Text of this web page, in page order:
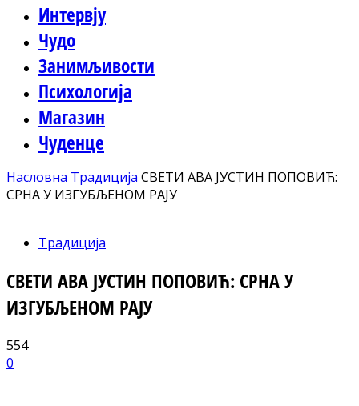
Интервју
Чудо
Занимљивости
Психологија
Магазин
Чуденце
Насловна Традиција СВЕТИ АВА ЈУСТИН ПОПОВИЋ:
СРНА У ИЗГУБЉЕНОМ РАЈУ
Традиција
СВЕТИ АВА ЈУСТИН ПОПОВИЋ: СРНА У
ИЗГУБЉЕНОМ РАЈУ
554
0